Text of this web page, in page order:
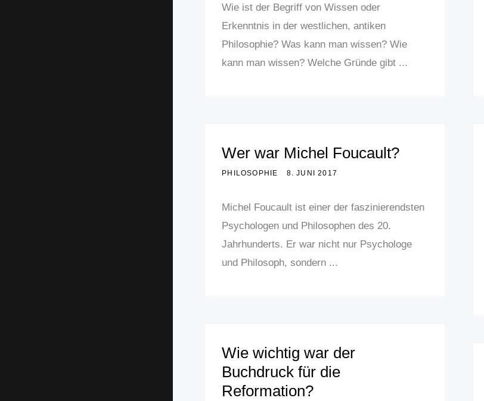
Wie ist der Begriff von Wissen oder
Erkenntnis in der westlichen, antiken
Philosophie? Was kann man wissen? Wie
kann man wissen? Welche Gründe gibt ...
Wer war Michel Foucault?
PHILOSOPHIE 8. JUNI 2017
Michel Foucault ist einer der faszinierendsten
Psychologen und Philosophen des 20.
Jahrhunderts. Er war nicht nur Psychologe
und Philosoph, sondern ...
Wie wichtig war der
Buchdruck für die
Reformation?